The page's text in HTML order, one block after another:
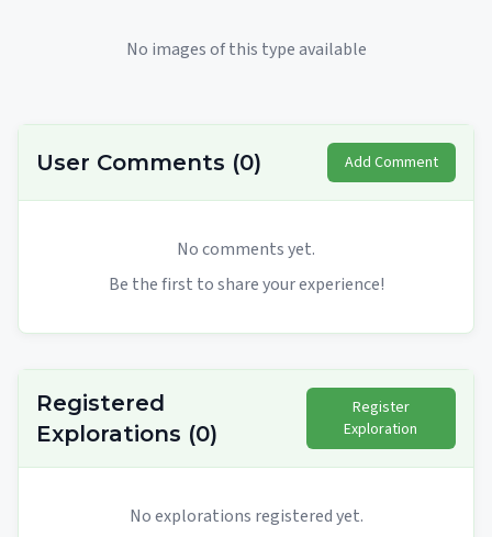
No images of this type available
User Comments (0) Add Comment
No comments yet.
Be the first to share your experience!
Registered
Explorations (0)
Register
Exploration
No explorations registered yet.